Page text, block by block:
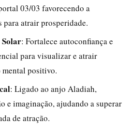
03/03 favorecendo a
para atrair prosperidade.
Solar: Fortalece autoconfiança e
para visualizar e atrair
positivo.
: Ligado ao anjo Aladiah,
e imaginação, ajudando a superar
de atração.